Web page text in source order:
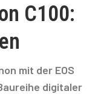
C100:
mit der EOS
digitaler